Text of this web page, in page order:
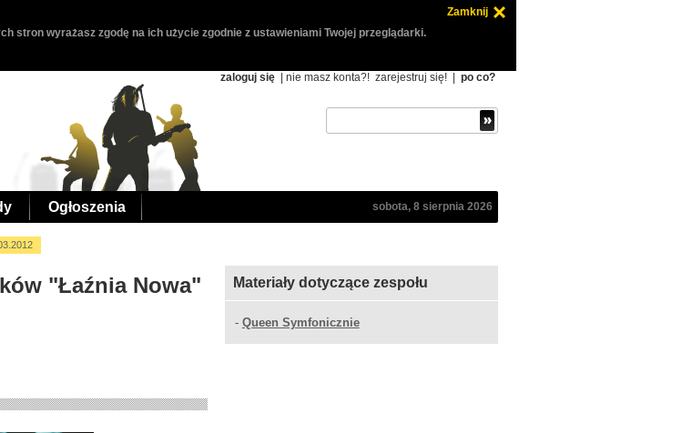
Zamknij
stron wyrażasz zgodę na ich użycie zgodnie z ustawieniami Twojej przeglądarki.
zaloguj się | nie masz konta?! zarejestruj się! po co?
Ogłoszenia sobota, 8 sierpnia 2026
"Łaźnia Nowa"
Materiały dotyczące zespołu
- Queen Symfonicznie